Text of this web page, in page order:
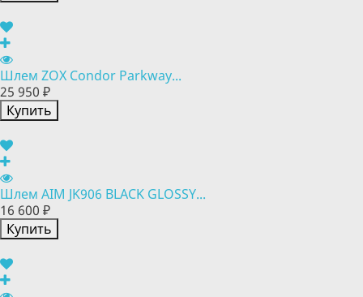
Шлем ZOX Condor Parkway...
25 950 ₽
Купить
Шлем AIM JK906 BLACK GLOSSY...
16 600 ₽
Купить